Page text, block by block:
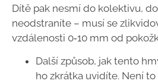
Dítě pak nesmí do kolektivu,
neodstraníte – musí se
vzdálenosti 0‑10 mm od
Další způsob, jak tento
ho zkrátka uvidíte. Není